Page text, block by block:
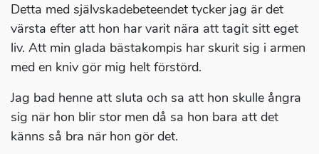
Detta med självskadebeteendet tycker jag är det
värsta efter att hon har varit nära att tagit sitt eget
liv. Att min glada bästakompis har skurit sig i armen
med en kniv gör mig helt förstörd.
Jag bad henne att sluta och sa att hon skulle ångra
sig när hon blir stor men då sa hon bara att det
känns så bra när hon gör det.